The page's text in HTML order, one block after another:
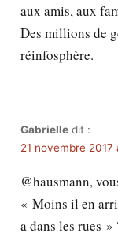
aux amis, aux
Des millions de
réinfosphère.
Gabrielle dit :
21 novembre 2017
@hausmann,
« Moins il en
a dans les rues »